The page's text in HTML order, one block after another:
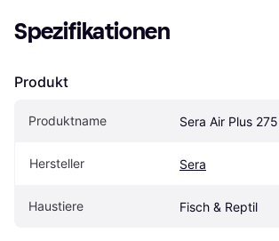
Spezifikationen
Produkt
Produktname Sera Air Plus 275
Hersteller Sera
Haustiere Fisch & Reptil